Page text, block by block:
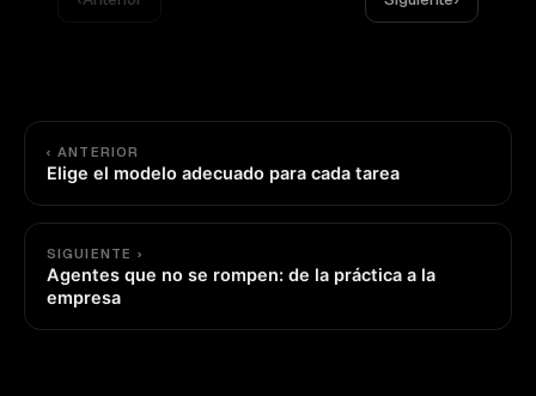
‹ ANTERIOR
Elige el modelo adecuado para cada tarea
SIGUIENTE ›
Agentes que no se rompen: de la práctica a la
empresa